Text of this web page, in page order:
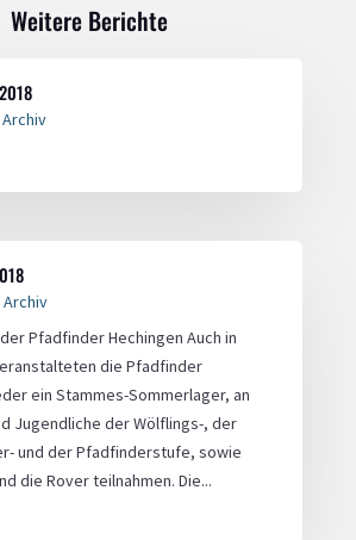
Weitere Berichte
Archiv
Archiv
Pfadfinder Hechingen Auch in
die Pfadfinder
ein Stammes-Sommerlager, an
Jugendliche der Wölflings-, der
und der Pfadfinderstufe, sowie
die Rover teilnahmen. Die...